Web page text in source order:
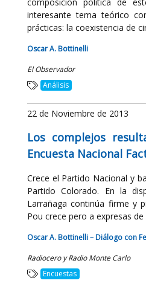
interesante tema teórico
prácticas: la coexistencia de
Oscar A. Bottinelli
El Observador
Análisis
22 de Noviembre de 2013
Los complejos
Encuesta Nacional
Crece el Partido Nacional y
Partido Colorado. En la
Larrañaga continúa firme y
Pou crece pero a expresas de
Oscar A. Bottinelli – Diálogo con
Radiocero y Radio Monte Carlo
Encuestas